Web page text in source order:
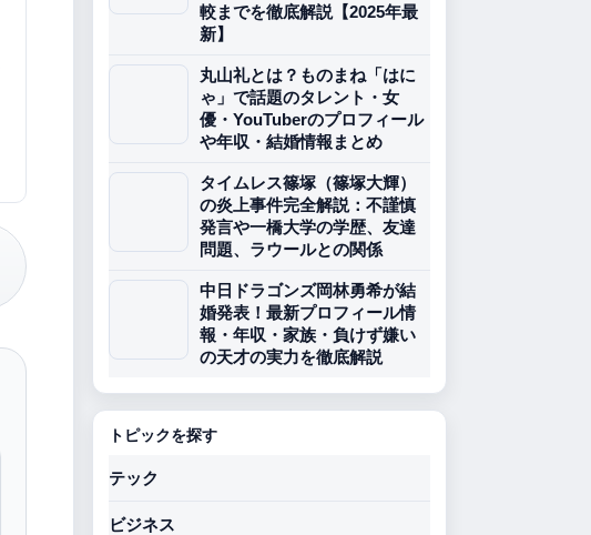
較までを徹底解説【2025年最
新】
丸山礼とは？ものまね「はに
ゃ」で話題のタレント・女
優・YouTuberのプロフィール
や年収・結婚情報まとめ
タイムレス篠塚（篠塚大輝）
の炎上事件完全解説：不謹慎
発言や一橋大学の学歴、友達
問題、ラウールとの関係
中日ドラゴンズ岡林勇希が結
婚発表！最新プロフィール情
報・年収・家族・負けず嫌い
の天才の実力を徹底解説
トピックを探す
テック
ビジネス